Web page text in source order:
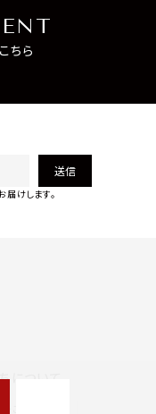
ちら
送信
けします。
について